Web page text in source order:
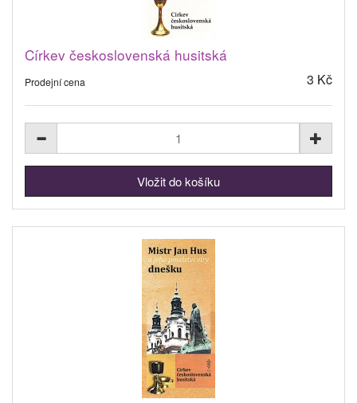
Církev československá husitská
Prodejní cena 3 Kč